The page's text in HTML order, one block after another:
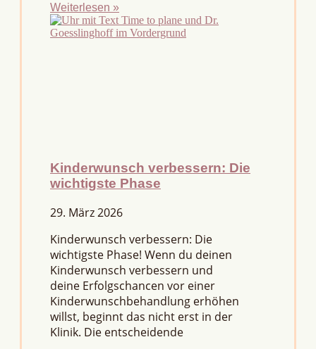
Weiterlesen »
Kinderwunsch verbessern: Die
wichtigste Phase
29. März 2026
Kinderwunsch verbessern: Die
wichtigste Phase! Wenn du deinen
Kinderwunsch verbessern und
deine Erfolgschancen vor einer
Kinderwunschbehandlung erhöhen
willst, beginnt das nicht erst in der
Klinik. Die entscheidende